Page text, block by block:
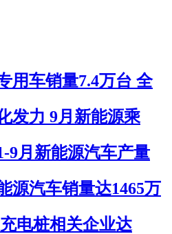
用车销量7.4万台 全
发力 9月新能源乘
9月新能源汽车产量
源汽车销量达1465万
电桩相关企业达